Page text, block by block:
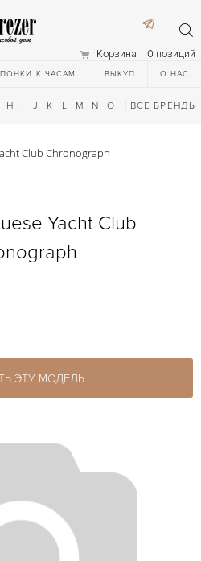
Корзина 0 позиций
К ЧАСАМ ВЫКУП О НАС
H I J K L M N O Q R S T
ВСЕ БРЕНДЫ
Club Chronograph
Yacht Club
ЭТУ МОДЕЛЬ